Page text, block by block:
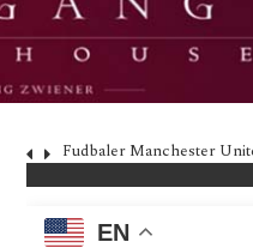
Fudbaler Manchester
EN